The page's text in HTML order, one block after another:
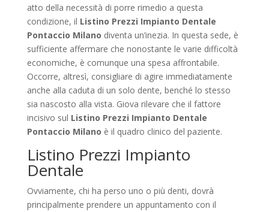
atto della necessità di porre rimedio a questa
condizione, il Listino Prezzi Impianto Dentale
Pontaccio Milano diventa un’inezia. In questa sede, è
sufficiente affermare che nonostante le varie difficoltà
economiche, è comunque una spesa affrontabile.
Occorre, altresì, consigliare di agire immediatamente
anche alla caduta di un solo dente, benché lo stesso
sia nascosto alla vista. Giova rilevare che il fattore
incisivo sul Listino Prezzi Impianto Dentale
Pontaccio Milano è il quadro clinico del paziente.
Listino Prezzi Impianto
Dentale
Ovviamente, chi ha perso uno o più denti, dovrà
principalmente prendere un appuntamento con il